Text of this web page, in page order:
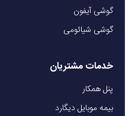
گوشی آیفون
گوشی شیائومی
خدمات مشتریان
پنل همکار
بیمه موبایل دیگارد